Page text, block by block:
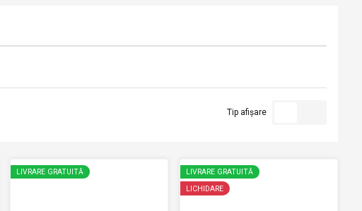
Tip afișare
LIVRARE GRATUITĂ
LIVRARE GRATUITĂ
LICHIDARE